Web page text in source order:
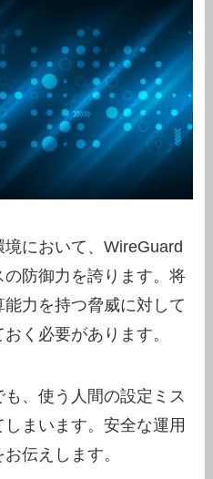
において、WireGuard
防御力を誇ります。将
力を持つ脅威に対して
く必要があります。
、使う人間の設定ミス
まいます。安全な運用
伝えします。